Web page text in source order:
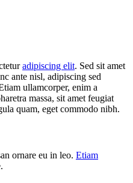
adipiscing elit. Sed sit amet
ante nisl, adipiscing sed
ullamcorper, enim a
massa, sit amet feugiat
quam, eget commodo nibh.
ornare eu in leo. Etiam